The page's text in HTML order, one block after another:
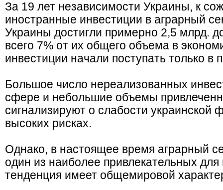
За 19 лет независимости Украины, к
иностранные инвестиции в аграрный
Украины достигли примерно 2,5 млрд.
всего 7% от их общего объема в
инвестиции начали поступать только в
Большое число нереализованных
сфере и небольшие объемы
сигнализируют о слабости украинской
высоких рисках.
Однако, в настоящее время аграрный
один из наиболее привлекательных
тенденция имеет общемировой